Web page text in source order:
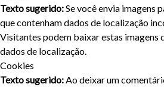
Texto sugerido:Se você envia imagens
que contenham dados de localização
Visitantes podem baixar estas imagens
dados de localização.
Cookies
Texto sugerido:Ao deixar um